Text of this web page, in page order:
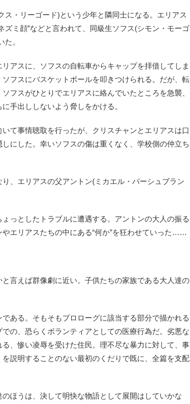
・リーゴード)という少年と隣同士になる。エリアス
ミ顔”などと言われて、同級生ソフス(シモン・モーゴ
。
アスに、ソフスの自転車からキャップを拝借してしま
ソフスにバスケットボールを叩きつけられる。だが、転
フスがひとりでエリアスに絡んでいたところを急襲、
手出ししないよう脅しをかける。
て事情聴取を行ったが、クリスチャンとエリアスは口
にした。幸いソフスの傷は重くなく、学校側の仲立ち
、エリアスの父アントン(ミカエル・パーシュブラン
っとしたトラブルに遭遇する。アントンの大人の振る
エリアスたちの中にある“何か”を狂わせていった……
言えば群像劇に近い。子供たちの家族である大人達の
ある。そもそもプロローグに該当する部分で描かれる
の、恐らくボランティアとしての医療行為だ。劣悪な
、惨い凌辱を受けた住民。理不尽な暴力に対して、事
説明することのない最初のくだりで既に、全篇を支配
ほうは、決して明快な物語として展開はしていかな